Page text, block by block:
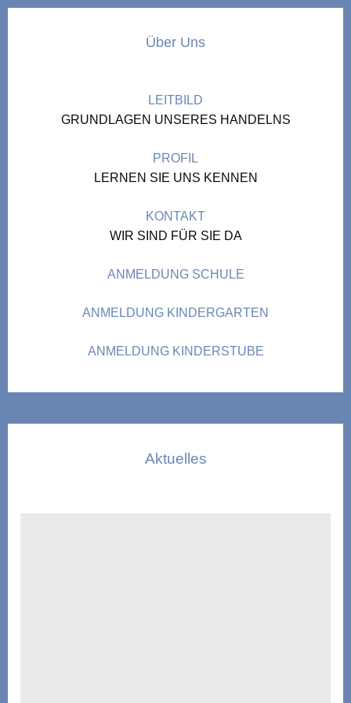
Über Uns
LEITBILD
GRUNDLAGEN UNSERES HANDELNS
PROFIL
LERNEN SIE UNS KENNEN
KONTAKT
WIR SIND FÜR SIE DA
ANMELDUNG SCHULE
ANMELDUNG KINDERGARTEN
ANMELDUNG KINDERSTUBE
Aktuelles